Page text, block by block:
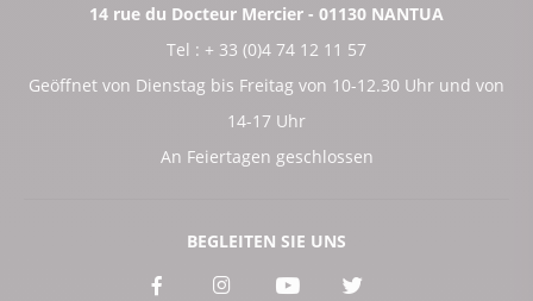
14 rue du Docteur Mercier - 01130 NANTUA
Tel : + 33 (0)4 74 12 11 57
Geöffnet von Dienstag bis Freitag von 10-12.30 Uhr und von
14-17 Uhr
An Feiertagen geschlossen
BEGLEITEN SIE UNS
Voir
Voir Voir Voir